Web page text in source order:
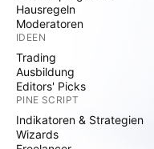
Hausregeln
Moderatoren
IDEEN
Trading
Ausbildung
Editors' Picks
PINE SCRIPT
Indikatoren & Strategien
Wizards